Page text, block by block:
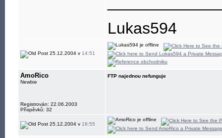
Lukas594
25.12.2004 v 14:51
AmoRico
Newbie
Registrován: 22.06.2003
Příspěvků: 32
FTP najednou nefunguje
25.12.2004 v 18:55